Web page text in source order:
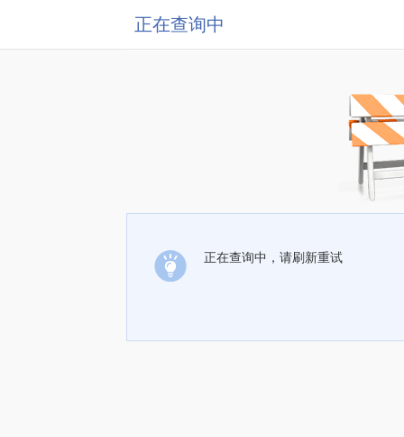
正在查询中
正在查询中，请刷新重试